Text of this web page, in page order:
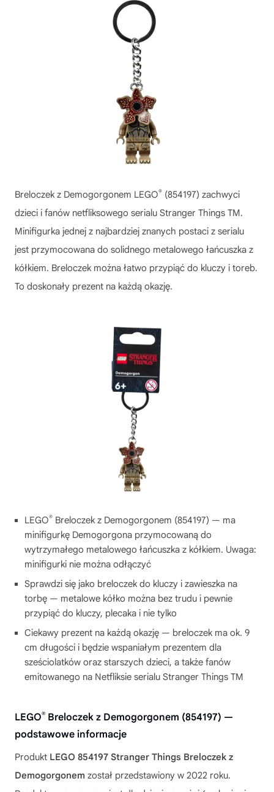
Breloczek z Demogorgonem LEGO® (854197) zachwyci
dzieci i fanów netfliksowego serialu Stranger Things TM.
Minifigurka jednej z najbardziej znanych postaci z serialu
jest przymocowana do solidnego metalowego łańcuszka z
kółkiem. Breloczek można łatwo przypiąć do kluczy i toreb.
To doskonały prezent na każdą okazję.
LEGO® Breloczek z Demogorgonem (854197) — ma
minifigurkę Demogorgona przymocowaną do
wytrzymałego metalowego łańcuszka z kółkiem. Uwaga:
minifigurki nie można odłączyć
Sprawdzi się jako breloczek do kluczy i zawieszka na
torbę — metalowe kółko można bez trudu i pewnie
przypiąć do kluczy, plecaka i nie tylko
Ciekawy prezent na każdą okazję — breloczek ma ok. 9
cm długości i będzie wspaniałym prezentem dla
sześciolatków oraz starszych dzieci, a także fanów
emitowanego na Netfliksie serialu Stranger Things TM
LEGO® Breloczek z Demogorgonem (854197) —
podstawowe informacje
Produkt LEGO 854197 Stranger Things Breloczek z
Demogorgonem został przedstawiony w 2022 roku.